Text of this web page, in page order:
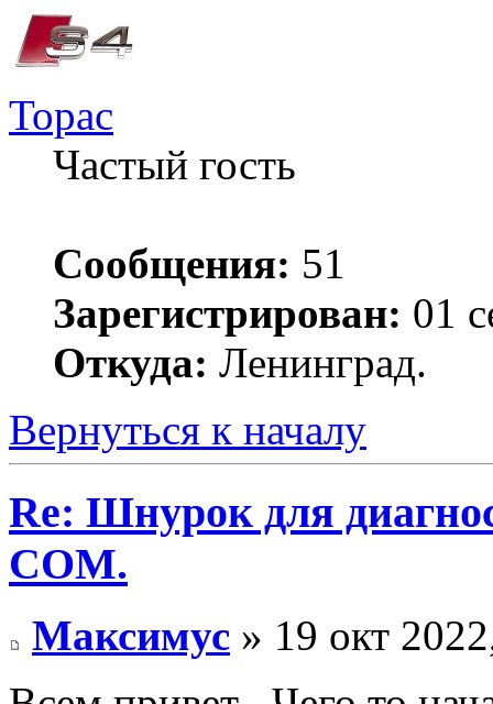
Торас
Частый гость
Сообщения: 51
Зарегистрирован: 01
Откуда: Ленинград.
Вернуться к началу
Re: Шнурок для
COM.
Максимус » 19 окт